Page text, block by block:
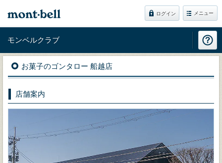
ログイン メニュー
モンベルクラブ
お菓子のゴンタロー 船越店
店舗案内